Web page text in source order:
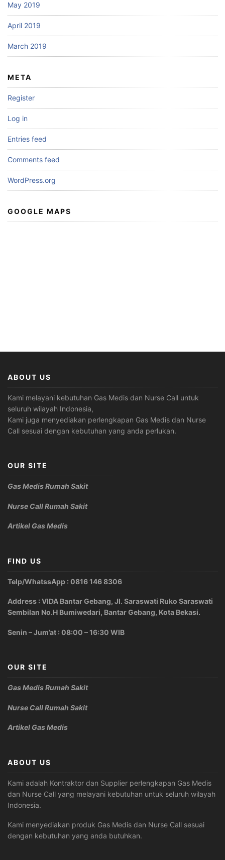
May 2019
April 2019
March 2019
META
Register
Log in
Entries feed
Comments feed
WordPress.org
GOOGLE MAPS
ABOUT US
Kami melayani kebutuhan Gas Medis dan Nurse Call untuk
seluruh wilayah Indonesia,
Kami juga menyediakan perlengkapan Gas Medis dan Nurse
Call sesuai dengan kebutuhan yang anda perlukan.
OUR SITE
Gas Medis Rumah Sakit
Nurse Call Rumah Sakit
Artikel Gas Medis
FIND US
Telp/WhatssApp : 0816 146 8306
Address : VIDA Bantar Gebang, Jl. Saraswati Ruko Saraswati
Sembilan No.H Bumiwedari, Bantar Gebang, Kota Bekasi.
Senin – Jum’at : 08:00 – 16:30 WIB
OUR SITE
Gas Medis Rumah Sakit
Nurse Call Rumah Sakit
Artikel Gas Medis
ABOUT US
Kami adalah Kontraktor dan Supplier perlengkapan Gas Medis
dan Nurse Call yang melayani kebutuhan untuk seluruh wilayah
Indonesia.
Kami menyediakan produk Gas Medis dan Nurse Call sesuai
dengan kebutuhan yang anda butuhkan.